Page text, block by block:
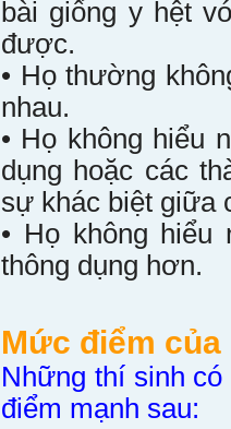
bài giống y hệt
được.
• Họ thường
nhau.
• Họ không hiểu
dụng hoặc các
sự khác biệt giữa
• Họ không
thông dụng hơn.
Mức điểm của
Những thí sinh
điểm mạnh sau: